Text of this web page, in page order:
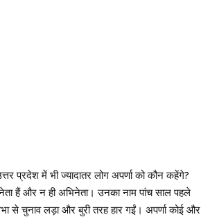
प्रदेश में भी ज्यादातर लोग अपर्णा को कौन कहेंगे?
हैं और न ही अभिनेता। उनका नाम पांच साल पहले
से चुनाव लड़ा और बुरी तरह हार गईं। अपर्णा कोई और